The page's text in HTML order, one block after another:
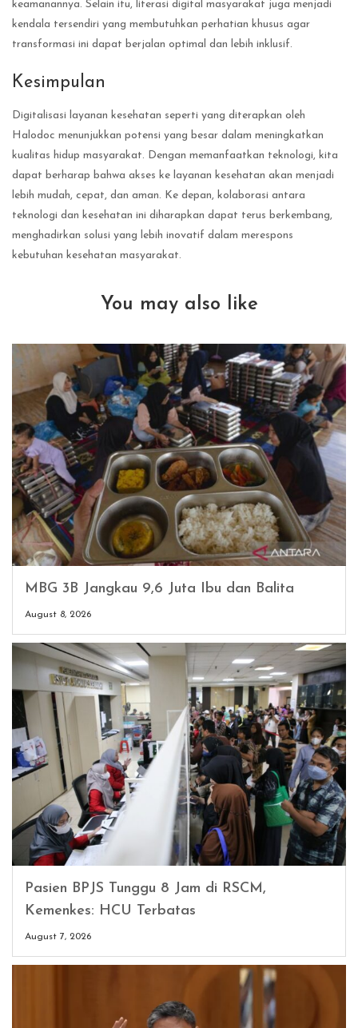
keamanannya. Selain itu, literasi digital masyarakat juga menjadi
kendala tersendiri yang membutuhkan perhatian khusus agar
transformasi ini dapat berjalan optimal dan lebih inklusif.
Kesimpulan
Digitalisasi layanan kesehatan seperti yang diterapkan oleh
Halodoc menunjukkan potensi yang besar dalam meningkatkan
kualitas hidup masyarakat. Dengan memanfaatkan teknologi, kita
dapat berharap bahwa akses ke layanan kesehatan akan menjadi
lebih mudah, cepat, dan aman. Ke depan, kolaborasi antara
teknologi dan kesehatan ini diharapkan dapat terus berkembang,
menghadirkan solusi yang lebih inovatif dalam merespons
kebutuhan kesehatan masyarakat.
You may also like
MBG 3B Jangkau 9,6 Juta Ibu dan Balita
August 8, 2026
Pasien BPJS Tunggu 8 Jam di RSCM,
Kemenkes: HCU Terbatas
August 7, 2026